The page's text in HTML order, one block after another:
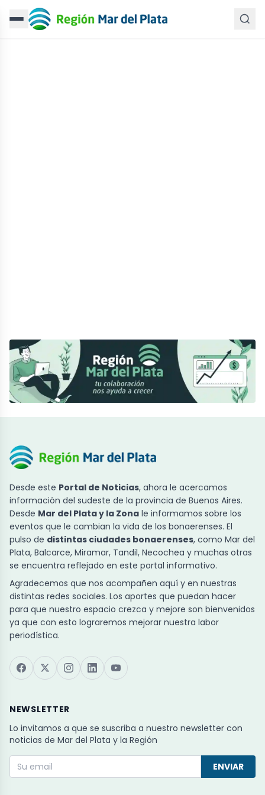
Desde este Portal de Noticias, ahora le acercamos
información del sudeste de la provincia de Buenos Aires.
Desde Mar del Plata y la Zona le informamos sobre los
eventos que le cambian la vida de los bonaerenses. El
pulso de distintas ciudades bonaerenses, como Mar del
Plata, Balcarce, Miramar, Tandil, Necochea y muchas otras
se encuentra reflejado en este portal informativo.
Agradecemos que nos acompañen aquí y en nuestras
distintas redes sociales. Los aportes que puedan hacer
para que nuestro espacio crezca y mejore son bienvenidos
ya que con esto lograremos mejorar nuestra labor
periodística.
NEWSLETTER
Lo invitamos a que se suscriba a nuestro newsletter con
noticias de Mar del Plata y la Región
ENVIAR